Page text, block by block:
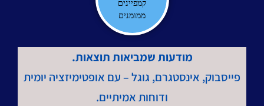
קמפיינים
ממומנים
מודעות שמביאות תוצאות.
פייסבוק, אינסטגרם, גוגל – עם אופטימיזציה יומית
ודוחות אמיתיים.